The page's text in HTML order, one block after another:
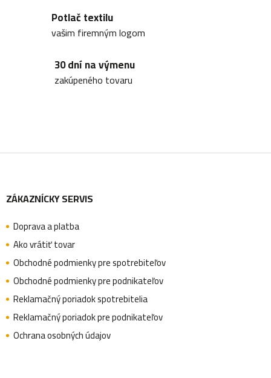
c
e
s
u
Potlač textilu
vašim firemným logom
30 dní na výmenu
zakúpeného tovaru
á
p
ä
t
ZÁKAZNÍCKY SERVIS
Doprava a platba
Ako vrátiť tovar
Obchodné podmienky pre spotrebiteľov
Obchodné podmienky pre podnikateľov
Reklamačný poriadok spotrebitelia
Reklamačný poriadok pre podnikateľov
Ochrana osobných údajov